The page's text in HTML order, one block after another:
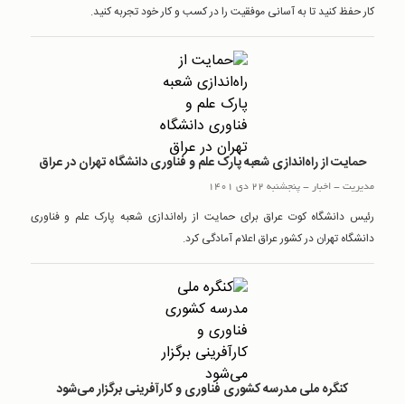
کار حفظ کنید تا به آسانی موفقیت را در کسب و کار خود تجربه کنید.
حمایت از راه‌اندازی شعبه پارک علم و فناوری دانشگاه تهران در عراق
مدیریت-اخبار -پنجشنبه 22 دی 1401
رئیس دانشگاه کوت عراق برای حمایت از راه‌اندازی شعبه پارک علم و فناوری
دانشگاه تهران در کشور عراق اعلام آمادگی کرد.
کنگره ملی مدرسه کشوری فناوری و کارآفرینی برگزار می‌شود